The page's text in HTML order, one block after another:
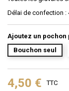
Délai de confection :
Ajoutez un
Bouchon seul
4,50 € TTC